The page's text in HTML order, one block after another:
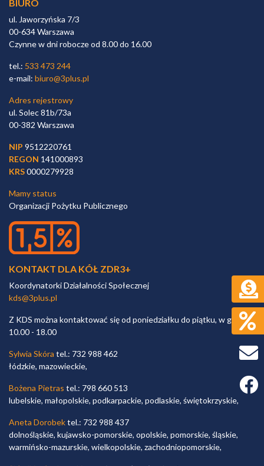
BIURO
ul. Jaworzyńska 7/3
00-634 Warszawa
Czynne w dni robocze od 8.00 do 16.00
tel.: 533 473 244
e-mail: biuro@3plus.pl
Adres rejestrowy
ul. Solec 81b/73a
00-382 Warszawa
NIP 9512220761
REGON 141000893
KRS0000279928
Mamy status
Organizacji Pożytku Publicznego
KONTAKT DLA KÓŁ ZDR3+
Koordynatorki Działalności Społecznej
kds@3plus.pl
Z KDS można kontaktować się od poniedziałku do piątku, w godz.
10.00 - 18.00
Sylwia Skóra tel.: 732 988 462
łódzkie, mazowieckie,
Bożena Pietras tel.: 798 660 513
lubelskie, małopolskie, podkarpackie, podlaskie, świętokrzyskie,
Aneta Dorobektel.: 732 988 437
dolnośląskie, kujawsko-pomorskie, opolskie, pomorskie, śląskie,
warmińsko-mazurskie, wielkopolskie, zachodniopomorskie,